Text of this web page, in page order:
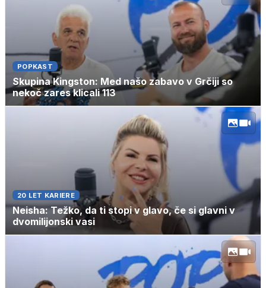
POPKAST
Skupina Kingston: Med našo zabavo v Grčiji so
nekoč zares klicali 113
20 LET KARIERE
Neisha: Težko, da ti stopi v glavo, če si glavni v
dvomilijonski vasi